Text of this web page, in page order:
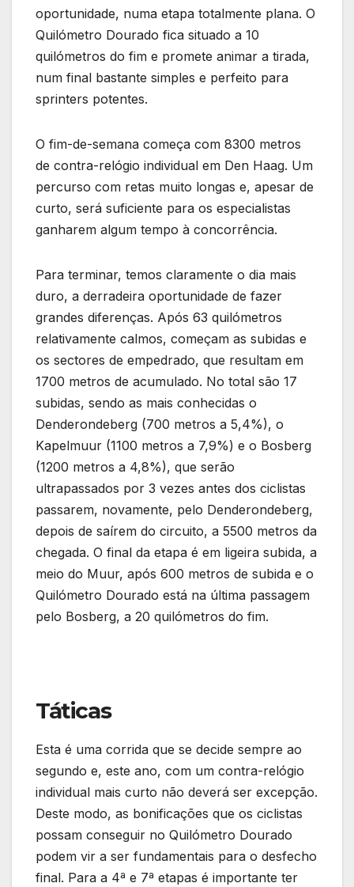
oportunidade, numa etapa totalmente plana. O
Quilómetro Dourado fica situado a 10
quilómetros do fim e promete animar a tirada,
num final bastante simples e perfeito para
sprinters potentes.
O fim-de-semana começa com 8300 metros
de contra-relógio individual em Den Haag. Um
percurso com retas muito longas e, apesar de
curto, será suficiente para os especialistas
ganharem algum tempo à concorrência.
Para terminar, temos claramente o dia mais
duro, a derradeira oportunidade de fazer
grandes diferenças. Após 63 quilómetros
relativamente calmos, começam as subidas e
os sectores de empedrado, que resultam em
1700 metros de acumulado. No total são 17
subidas, sendo as mais conhecidas o
Denderondeberg (700 metros a 5,4%), o
Kapelmuur (1100 metros a 7,9%) e o Bosberg
(1200 metros a 4,8%), que serão
ultrapassados por 3 vezes antes dos ciclistas
passarem, novamente, pelo Denderondeberg,
depois de saírem do circuito, a 5500 metros da
chegada. O final da etapa é em ligeira subida, a
meio do Muur, após 600 metros de subida e o
Quilómetro Dourado está na última passagem
pelo Bosberg, a 20 quilómetros do fim.
Táticas
Esta é uma corrida que se decide sempre ao
segundo e, este ano, com um contra-relógio
individual mais curto não deverá ser excepção.
Deste modo, as bonificações que os ciclistas
possam conseguir no Quilómetro Dourado
podem vir a ser fundamentais para o desfecho
final. Para a 4ª e 7ª etapas é importante ter